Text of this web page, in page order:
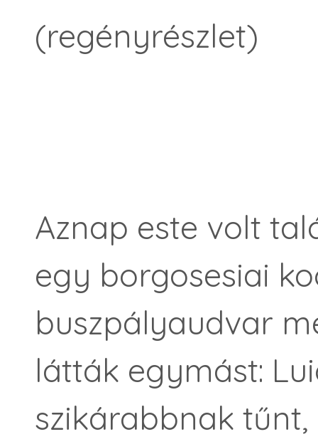
(regényrészlet)
Aznap este volt
egy borgosesiai
buszpályaudvar
látták egymást:
szikárabbnak